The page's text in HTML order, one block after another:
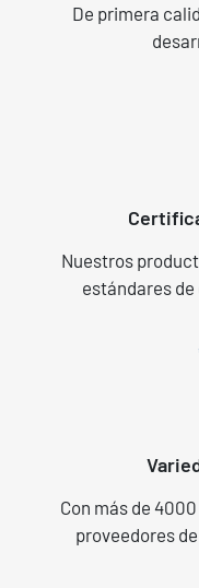
De primera
Nuestros
estándares
Con más de
proveedores